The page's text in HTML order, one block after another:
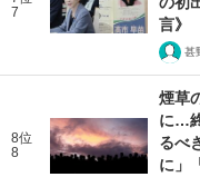
7
言》
甚
8位
8
煙草
に…
るべ
に」